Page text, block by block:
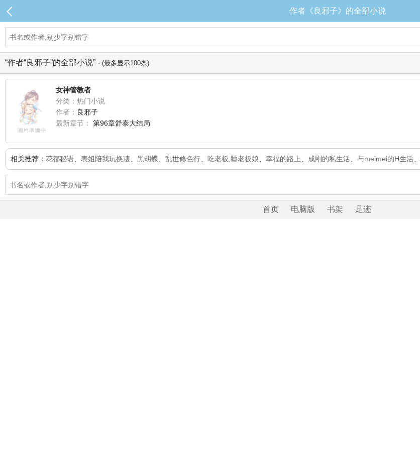
作者《良邪子》的全部小说
“作者“良邪子”的全部小说” - (最多显示100条)
女神管教者
分类：热门小说
作者： 良邪子
最新章节：
第96章舒泰大结局
相关推荐： 花都秘语 表姐陪我玩换凄 黑胡蝶 乱世修色行 吃老板,睡老板娘 幸福的路上 成刚的私生活 与meimei的H生活
首页 电脑版 书架 足迹